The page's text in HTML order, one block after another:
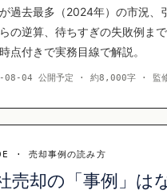
過去最多（2024年）の市況、
の逆算、待ちすぎの失敗例ま
点付きで実務目線で解説。
08-04 公開予定 · 約8,000字 · 監
· 売却事例の読み方
売却の「事例」は